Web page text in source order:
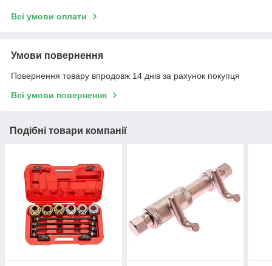
Всі умови оплати
Умови повернення
Повернення товару впродовж 14 днів за рахунок покупця
Всі умови повернення
Подібні товари компанії